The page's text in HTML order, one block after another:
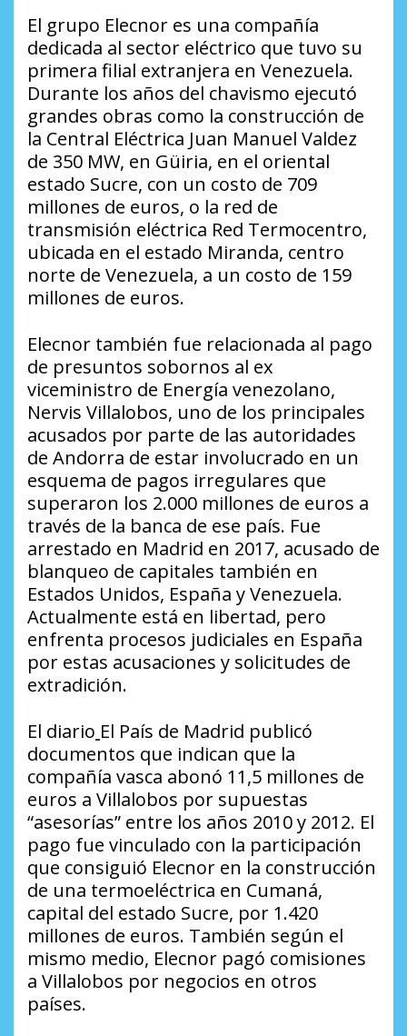
El grupo Elecnor es una compañía
dedicada al sector eléctrico que tuvo su
primera filial extranjera en Venezuela.
Durante los años del chavismo ejecutó
grandes obras como la construcción de
la Central Eléctrica Juan Manuel Valdez
de 350 MW, en Güiria, en el oriental
estado Sucre, con un costo de 709
millones de euros, o la red de
transmisión eléctrica Red Termocentro,
ubicada en el estado Miranda, centro
norte de Venezuela, a un costo de 159
millones de euros.
Elecnor también fue relacionada al pago
de presuntos sobornos al ex
viceministro de Energía venezolano,
Nervis Villalobos, uno de los principales
acusados por parte de las autoridades
de Andorra de estar involucrado en un
esquema de pagos irregulares que
superaron los 2.000 millones de euros a
través de la banca de ese país. Fue
arrestado en Madrid en 2017, acusado de
blanqueo de capitales también en
Estados Unidos, España y Venezuela.
Actualmente está en libertad, pero
enfrenta procesos judiciales en España
por estas acusaciones y solicitudes de
extradición.
El diario El País de Madrid publicó
documentos que indican que la
compañía vasca abonó 11,5 millones de
euros a Villalobos por supuestas
“asesorías” entre los años 2010 y 2012. El
pago fue vinculado con la participación
que consiguió Elecnor en la construcción
de una termoeléctrica en Cumaná,
capital del estado Sucre, por 1.420
millones de euros. También según el
mismo medio, Elecnor pagó comisiones
a Villalobos por negocios en otros
países.